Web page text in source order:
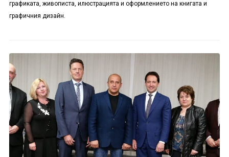
графиката, живописта, илюстрацията и оформлението на книгата и
графичния дизайн.